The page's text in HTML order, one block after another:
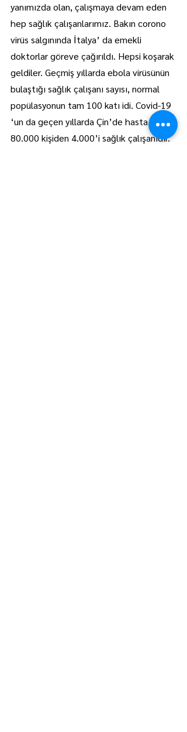
yanımızda olan, çalışmaya devam eden
hep sağlık çalışanlarımız. Bakın corono
virüs salgınında İtalya’ da emekli
doktorlar göreve çağırıldı. Hepsi koşarak
geldiler. Geçmiş yıllarda ebola virüsünün
bulaştığı sağlık çalışanı sayısı, normal
popülasyonun tam 100 katı idi. Covid-19
‘un da geçen yıllarda Çin’de hasta ettiği
80.000 kişiden 4.000’i sağlık çalışanıdır.